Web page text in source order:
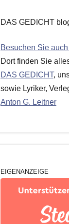
DAS GEDICHT
Besuchen Sie
Dort finden Sie
DAS GEDICHT,
sowie Lyriker,
Anton G. Leitner
EIGENANZEIGE